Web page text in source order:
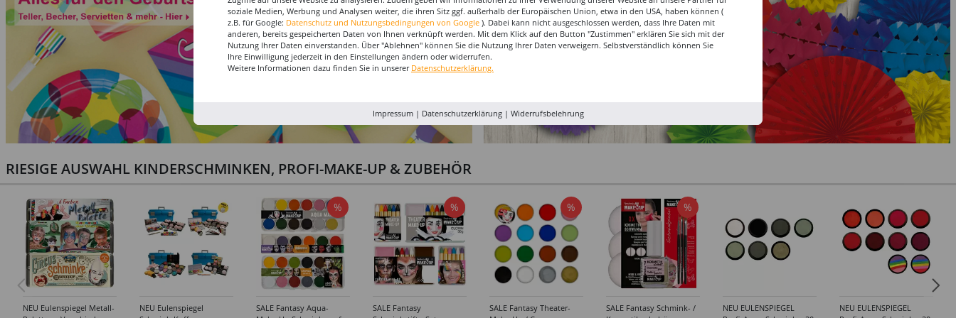
RIESIGE AUSWAHL KINDERSCHMINKEN, PROFI-MAKE-UP & ZUBEHÖR
NEU Eulenspiegel Metall-
NEU Eulenspiegel
%
SALE Fantasy Aqua-
%
SALE Fantasy
%
SALE Fantasy Theater-
%
SALE Fantasy Schmink- /
NEU EULENSPIEGEL
NEU EULENSPIEGEL
soziale Medien, Werbung und Analysen weiter, die ihren Sitz ggf. außerhalb der Europäischen Union, etwa in den USA, haben können (
z.B. für Google: Datenschutz und Nutzungsbedingungen von Google ). Dabei kann nicht ausgeschlossen werden, dass Ihre Daten mit
anderen, bereits gespeicherten Daten von Ihnen verknüpft werden. Mit dem Klick auf den Button "Zustimmen" erklären Sie sich mit der
Nutzung Ihrer Daten einverstanden. Über "Ablehnen" können Sie die Nutzung Ihrer Daten verweigern. Selbstverständlich können Sie
Ihre Einwilligung jederzeit in den Einstellungen ändern oder widerrufen.
Weitere Informationen dazu finden Sie in unserer Datenschutzerklärung.
Impressum| Datenschutzerklärung| Widerrufsbelehrung